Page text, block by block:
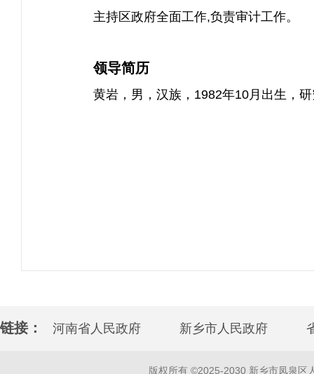
主持区政府全面工作,负责审计工作。
领导简历
黄岩，男，汉族，1982年10月出生，
链接： 河南省人民政府 新乡市人民政府
版权所有 ©2025-2030 新乡市凤泉区